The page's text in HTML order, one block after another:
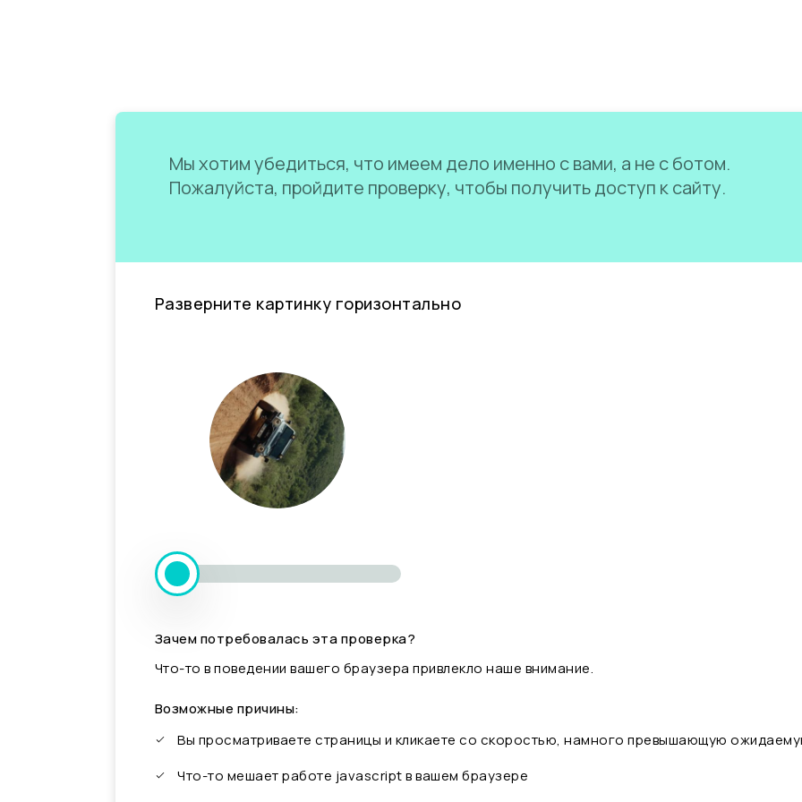
Мы хотим убедиться, что имеем дело именно с вами, а не с ботом.
Пожалуйста, пройдите проверку, чтобы получить доступ к сайту.
Разверните картинку горизонтально
Зачем потребовалась эта проверка?
Что-то в поведении вашего браузера привлекло наше внимание.
Возможные причины:
Вы просматриваете страницы и кликаете со скоростью, намного превышающую
Что-то мешает работе javascript в вашем браузере